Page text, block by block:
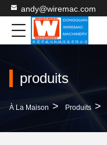
andy@wiremac.com
produits
À La Maison > Produits >